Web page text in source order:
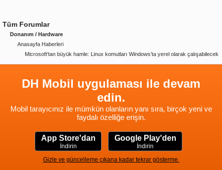
Tüm Forumlar
Donanım / Hardware
Anasayfa Haberleri
Microsoft’tan büyük hamle: Linux komutları Windows’ta yerel olarak çalışabilecek
DH Mobil uygulaması ile devam
edin.
Mobil tarayıcınız ile mümkün olanların yanı sıra, birçok yeni ve
faydalı özelliğe erişin.
App Store'dan
İndirin
Google Play'den
İndirin
Gizle ve güncelleme çıkana kadar tekrar gösterme.